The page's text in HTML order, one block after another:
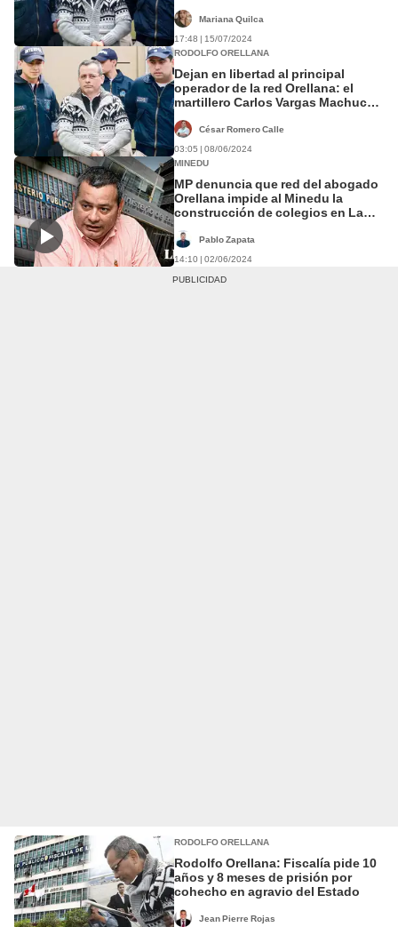
Mariana Quilca
17:48 | 15/07/2024
RODOLFO ORELLANA
Dejan en libertad al principal
operador de la red Orellana: el
martillero Carlos Vargas Machuca
César Romero Calle
03:05 | 08/06/2024
MINEDU
MP denuncia que red del abogado
Orellana impide al Minedu la
construcción de colegios en La
Pablo Zapata
14:10 | 02/06/2024
RODOLFO ORELLANA
Rodolfo Orellana: Fiscalía pide 10
años y 8 meses de prisión por
cohecho en agravio del Estado
Jean Pierre Rojas